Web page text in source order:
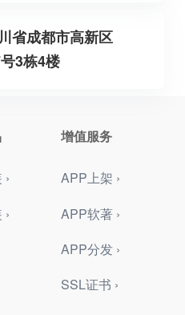
省成都市高新区
3栋4楼
增值服务
APP上架 ›
APP软著 ›
APP分发 ›
SSL证书 ›